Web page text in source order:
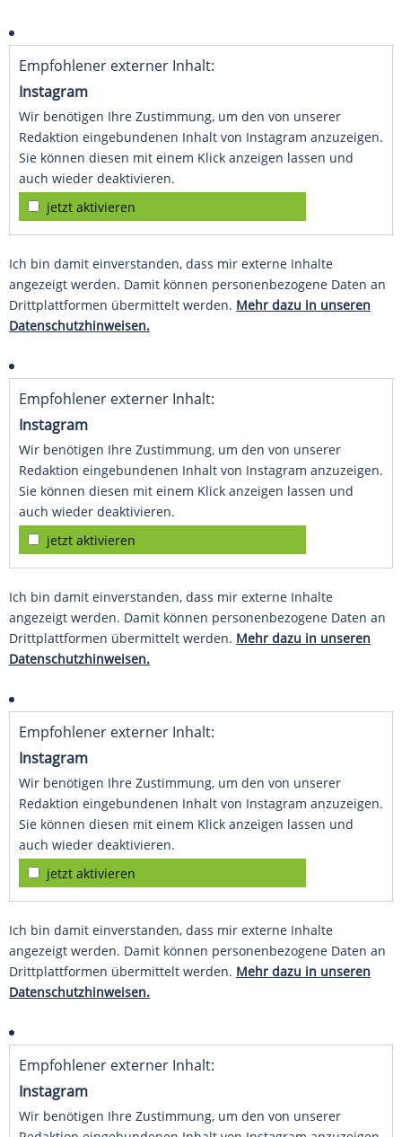
Empfohlener externer Inhalt:
Instagram
Wir benötigen Ihre Zustimmung, um den von unserer
Redaktion eingebundenen Inhalt von Instagram anzuzeigen.
Sie können diesen mit einem Klick anzeigen lassen und
auch wieder deaktivieren.
jetzt aktivieren
Ich bin damit einverstanden, dass mir externe Inhalte
angezeigt werden. Damit können personenbezogene Daten an
Drittplattformen übermittelt werden. Mehr dazu in unseren
Datenschutzhinweisen.
Empfohlener externer Inhalt:
Instagram
Wir benötigen Ihre Zustimmung, um den von unserer
Redaktion eingebundenen Inhalt von Instagram anzuzeigen.
Sie können diesen mit einem Klick anzeigen lassen und
auch wieder deaktivieren.
jetzt aktivieren
Ich bin damit einverstanden, dass mir externe Inhalte
angezeigt werden. Damit können personenbezogene Daten an
Drittplattformen übermittelt werden. Mehr dazu in unseren
Datenschutzhinweisen.
Empfohlener externer Inhalt:
Instagram
Wir benötigen Ihre Zustimmung, um den von unserer
Redaktion eingebundenen Inhalt von Instagram anzuzeigen.
Sie können diesen mit einem Klick anzeigen lassen und
auch wieder deaktivieren.
jetzt aktivieren
Ich bin damit einverstanden, dass mir externe Inhalte
angezeigt werden. Damit können personenbezogene Daten an
Drittplattformen übermittelt werden. Mehr dazu in unseren
Datenschutzhinweisen.
Empfohlener externer Inhalt:
Instagram
Wir benötigen Ihre Zustimmung, um den von unserer